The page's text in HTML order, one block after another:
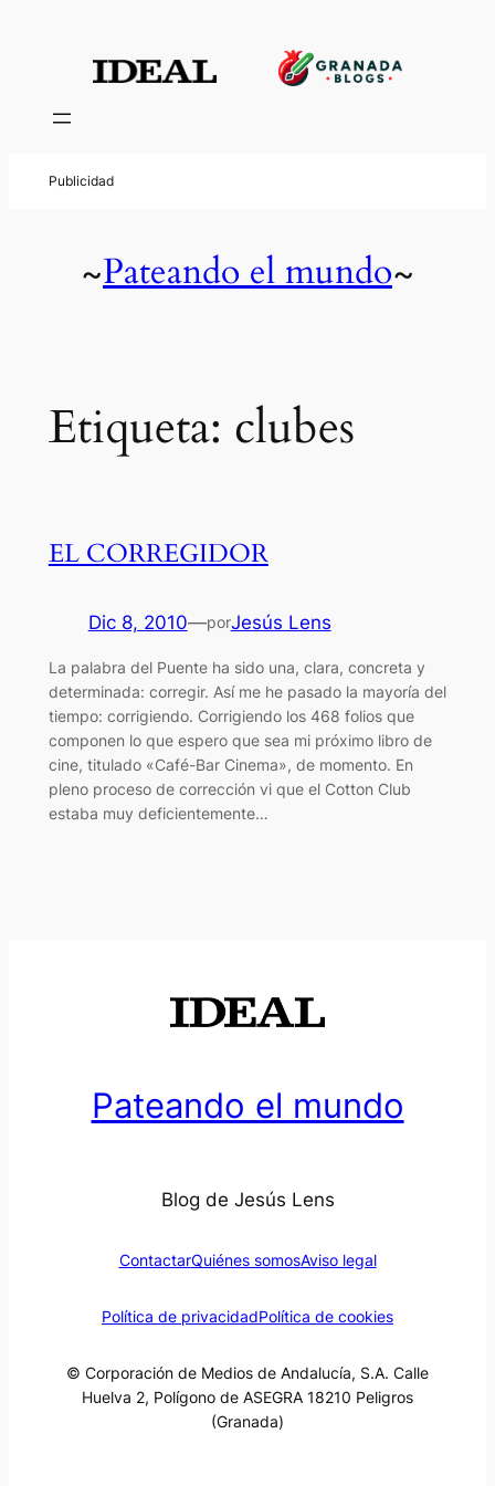
contenido
~Pateando el mundo~
Etiqueta: clubes
EL CORREGIDOR
Dic 8, 2010—porJesús Lens
La palabra del Puente ha sido una, clara, concreta y
determinada: corregir. Así me he pasado la mayoría del
tiempo: corrigiendo. Corrigiendo los 468 folios que
componen lo que espero que sea mi próximo libro de
cine, titulado «Café-Bar Cinema», de momento. En
pleno proceso de corrección vi que el Cotton Club
estaba muy deficientemente…
Pateando el mundo
Blog de Jesús Lens
ContactarQuiénes somosAviso legal
Política de privacidadPolítica de cookies
© Corporación de Medios de Andalucía, S.A. Calle
Huelva 2, Polígono de ASEGRA 18210 Peligros
(Granada)